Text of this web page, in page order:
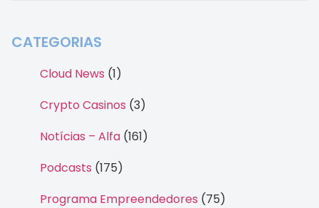
CATEGORIAS
Cloud News (1)
Crypto Casinos (3)
Notícias – Alfa (161)
Podcasts (175)
Programa Empreendedores (75)